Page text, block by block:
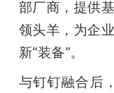
部厂商，提供
领头羊，为企
新“装备”。
与钉钉融合后